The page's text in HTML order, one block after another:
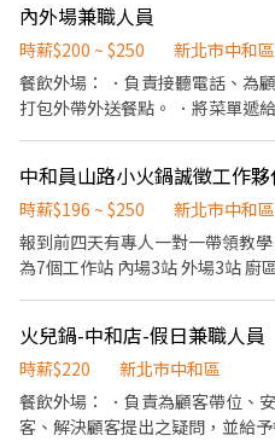
工作氣氛佳 (偶爾會拍IG reel，希望也
班時間】 採排班制，每月排班 週二固定
以能配合平日及假日排班的夥伴
也歡迎先私訊聊聊，我們會依照人力
💰 ——————————— • 上班供餐
💡【希望你具備】 • 準時、有責
內外場兼職人員
時薪$200 ~ $250
新北市中和區
餐飲外場： ．負責接聽電話、為顧客
打包外帶外送餐點。 ．將菜單遞
夾饃、擺盤打料等工作。 負責清理工作環境、設備和餐具。 ．準備
不同餐點所需要的食材。 ．負責
時薪$196 ~ $250
新北市中和區
報到前四天有專人一對一帶領教學 無經
為7個工作站 內場3站 外場3站 廚區1站 早班：10:00-
火兒鍋-中和店-假日兼職人員
時薪$220
新北市中和區
餐飲外場： ．負責為顧客帶位、
客、解決顧客提出之疑問，並給